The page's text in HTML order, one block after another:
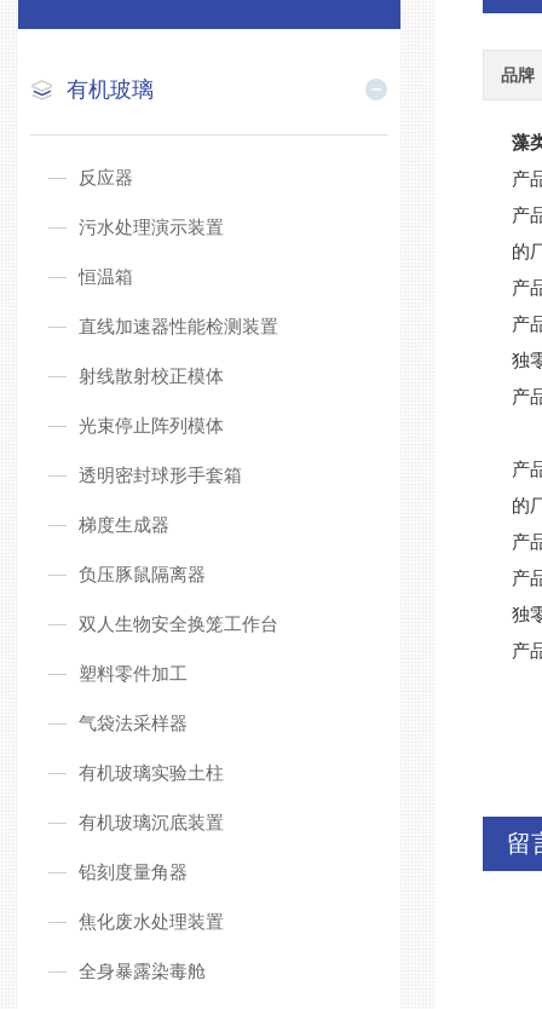
有机玻璃
反应器
污水处理演示装置
恒温箱
直线加速器性能检测装置
射线散射校正模体
光束停止阵列模体
透明密封球形手套箱
梯度生成器
负压豚鼠隔离器
双人生物安全换笼工作台
塑料零件加工
气袋法采样器
有机玻璃实验土柱
有机玻璃沉底装置
铅刻度量角器
焦化废水处理装置
全身暴露染毒舱
品牌
藻
产
产
的
产
产
独
产
产
的
产
产
独
产
留